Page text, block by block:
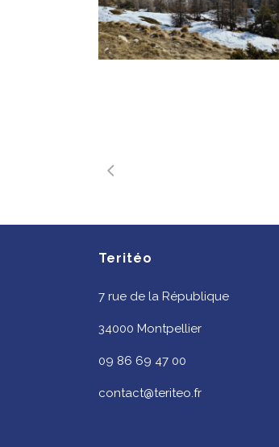
Teritéo
7 rue de la République
34000 Montpellier
09 86 69 47 00
contact@teriteo.fr